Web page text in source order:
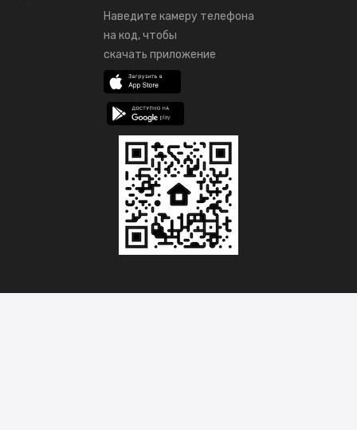
Наведите камеру телефона
на код, чтобы
скачать приложение